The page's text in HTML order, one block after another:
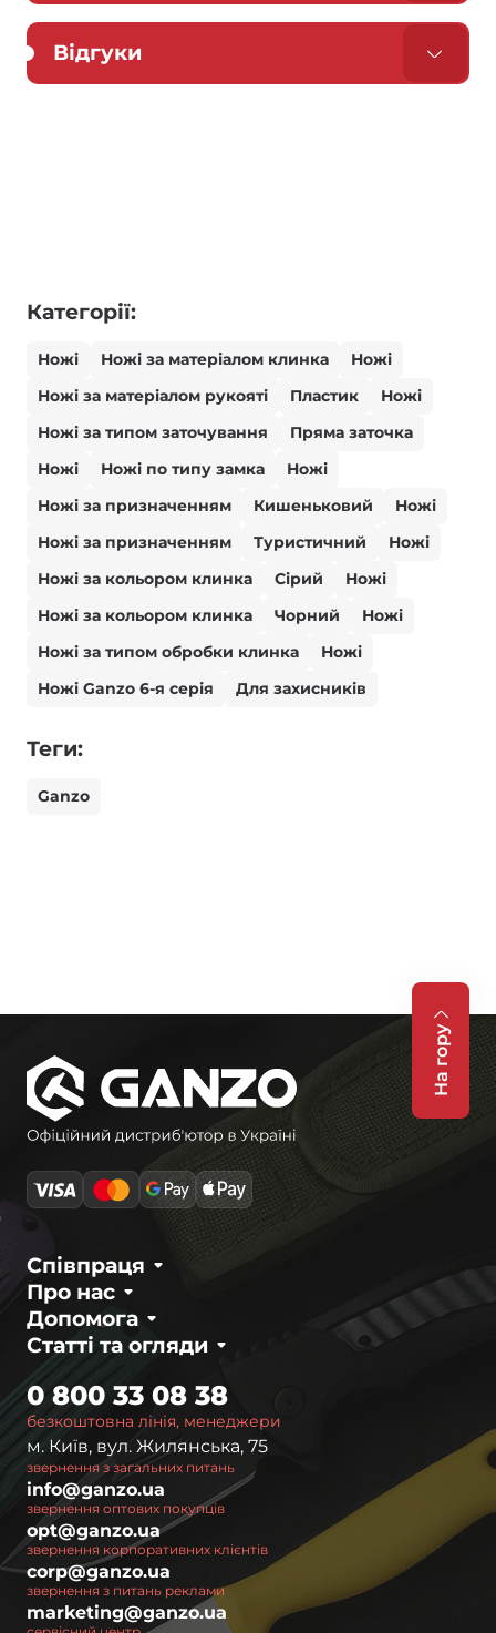
Відгуки
Категорії:
Ножі Ножі за матеріалом клинка
Ножі
Ножі за матеріалом рукояті
Пластик
Ножі
Ножі за типом заточування
Пряма заточка
Ножі
Ножі по типу замка
Ножі
Ножі за призначенням
Кишеньковий
Ножі
Ножі за призначенням
Туристичний
Ножі
Ножі за кольором клинка
Сірий
Ножі
Ножі за кольором клинка
Чорний
Ножі
Ножі за типом обробки клинка
Ножі
Ножі Ganzo 6-я серія
Для захисників
Теги:
Ganzo
На гору
Про нас
Співпраця
Статті та огляди
Допомога
безкоштовна лінія, менеджери
0 800 33 08 38
м. Київ, вул. Жилянська, 75
звернення з загальних питань
info@ganzo.ua
звернення оптових покупців
opt@ganzo.ua
звернення корпоративних клієнтів
corp@ganzo.ua
звернення з питань реклами
marketing@ganzo.ua